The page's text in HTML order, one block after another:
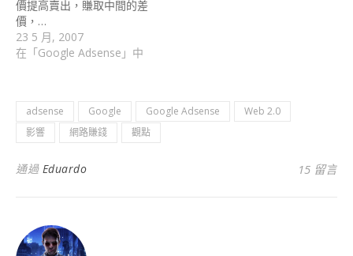
價提高賣出，賺取中間的差
價，…
23 5 月, 2007
在「Google Adsense」中
adsense Google Google Adsense
Web 2.0
影響
網路賺錢 觀點
通過 Eduardo 15 留言